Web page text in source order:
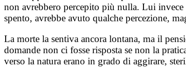
non avrebbero percepito più nulla. Lui invece
spento, avrebbe avuto qualche percezione,
La morte la sentiva ancora lontana, ma il
domande non ci fosse risposta se non la
verso la natura erano in grado di aggirare,